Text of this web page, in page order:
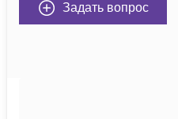
Задать вопрос